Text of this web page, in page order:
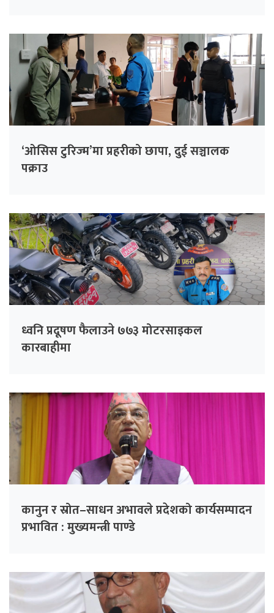
‘ओसिस टुरिज्म’मा प्रहरीको छापा, दुई सञ्चालक
पक्राउ
ध्वनि प्रदूषण फैलाउने ७७३ मोटरसाइकल
कारबाहीमा
कानुन र स्रोत–साधन अभावले प्रदेशको कार्यसम्पादन
प्रभावित : मुख्यमन्त्री पाण्डे